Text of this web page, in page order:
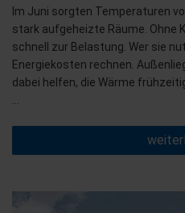
am
Im Juni sorgten Temperaturen
stark aufgeheizte Räume. Ohne
schnell zur Belastung. Wer sie
Energiekosten rechnen.
dabei helfen, die Wärme
kühl:
gegen